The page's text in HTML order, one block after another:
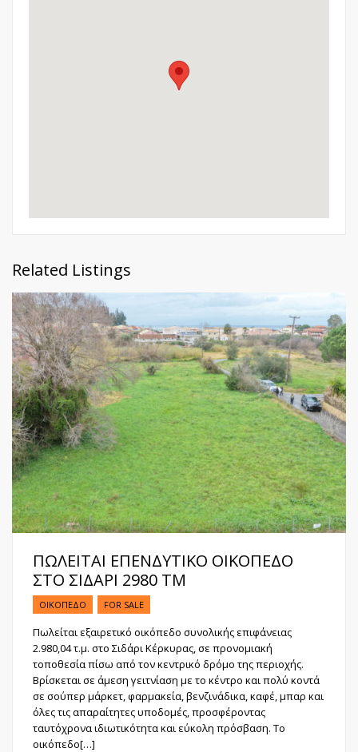
Related Listings
ΠΩΛΕΙΤΑΙ ΕΠΕΝΔΥΤΙΚΟ ΟΙΚΟΠΕΔΟ
ΣΤΟ ΣΙΔΑΡΙ 2980 ΤΜ
ΟΙΚΌΠΕΔΟ FOR SALE
Πωλείται εξαιρετικό οικόπεδο συνολικής επιφάνειας
2.980,04 τ.μ. στο Σιδάρι Κέρκυρας, σε προνομιακή
τοποθεσία πίσω από τον κεντρικό δρόμο της περιοχής.
Βρίσκεται σε άμεση γειτνίαση με το κέντρο και πολύ κοντά
σε σούπερ μάρκετ, φαρμακεία, βενζινάδικα, καφέ, μπαρ και
όλες τις απαραίτητες υποδομές, προσφέροντας
ταυτόχρονα ιδιωτικότητα και εύκολη πρόσβαση. Το
οικόπεδο[…]